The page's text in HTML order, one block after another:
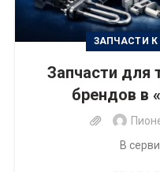
ЗАПЧАСТИ
Запчасти для
брендов в
В